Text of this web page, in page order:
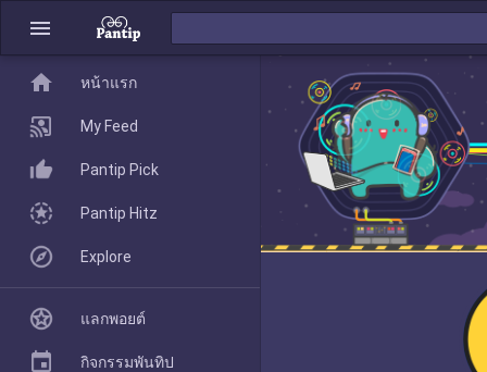
menu
home
Pantip Pick
home หน้าแรก
My Feed
Pantip Pick
Pantip Hitz
Explore
แลกพอยต์
กิจกรรมพันทิป